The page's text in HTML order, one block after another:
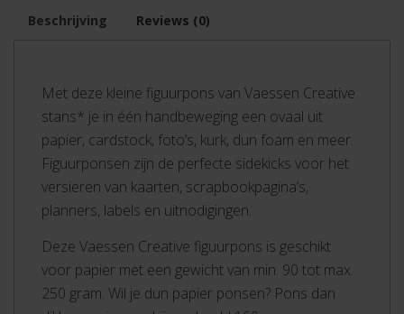
Beschrijving Reviews (0)
Met deze kleine figuurpons van Vaessen Creative
stans* je in één handbeweging een ovaal uit
papier, cardstock, foto’s, kurk, dun foam en meer.
Figuurponsen zijn de perfecte sidekicks voor het
versieren van kaarten, scrapbookpagina’s,
planners, labels en uitnodigingen.
Deze Vaessen Creative figuurpons is geschikt
voor papier met een gewicht van min. 90 tot max.
250 gram. Wil je dun papier ponsen? Pons dan